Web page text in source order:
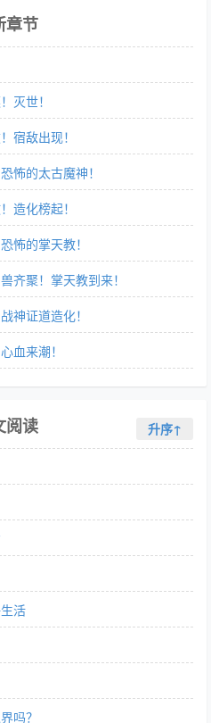
章节
灭世！
宿敌出现！
怖的太古魔神！
造化榜起！
怖的掌天教！
齐聚！掌天教到来！
神证道造化！
血来潮！
阅读 升序↑
活
吗？